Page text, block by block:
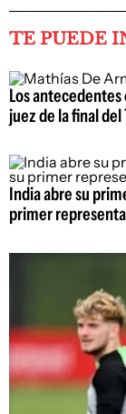
TE PUEDE
Los
juez de la final
India abre su
primer